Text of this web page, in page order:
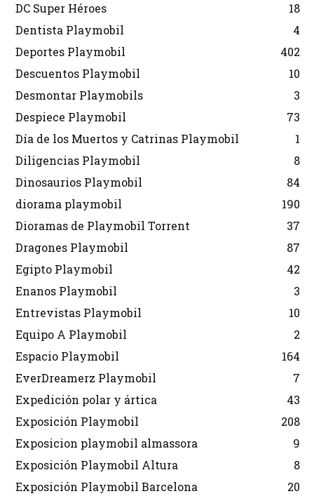
DC Super Héroes
18
Dentista Playmobil
4
Deportes Playmobil
402
Descuentos Playmobil
10
Desmontar Playmobils
3
Despiece Playmobil
73
Día de los Muertos y Catrinas Playmobil
1
Diligencias Playmobil
8
Dinosaurios Playmobil
84
diorama playmobil
190
Dioramas de Playmobil Torrent
37
Dragones Playmobil
87
Egipto Playmobil
42
Enanos Playmobil
3
Entrevistas Playmobil
10
Equipo A Playmobil
2
Espacio Playmobil
164
EverDreamerz Playmobil
7
Expedición polar y ártica
43
Exposición Playmobil
208
Exposicion playmobil almassora
9
Exposición Playmobil Altura
8
Exposición Playmobil Barcelona
20